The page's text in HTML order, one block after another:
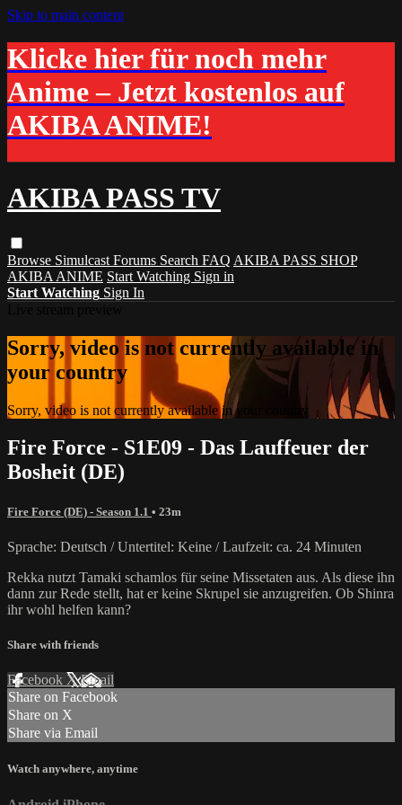
Skip to main content
Klicke hier für noch mehr
Anime – Jetzt kostenlos auf
AKIBA ANIME!
AKIBA PASS TV
Browse Simulcast Forums Search FAQ AKIBA PASS SHOP
AKIBA ANIME Start Watching Sign in
Start Watching Sign In
Sorry, video is not currently available in
your country
Sorry, video is not currently available in your country
Fire Force - S1E09 - Das Lauffeuer der
Bosheit (DE)
Fire Force (DE) - Season 1.1 • 23m
Sprache: Deutsch / Untertitel: Keine / Laufzeit: ca. 24 Minuten
Rekka nutzt Tamaki schamlos für seine Missetaten aus. Als diese ihn
dann zur Rede stellt, hat er keine Skrupel sie anzugreifen. Ob Shinra
ihr wohl helfen kann?
Share with friends
Facebook XEmail
Share on Facebook
Share on X
Share via Email
Watch anywhere, anytime